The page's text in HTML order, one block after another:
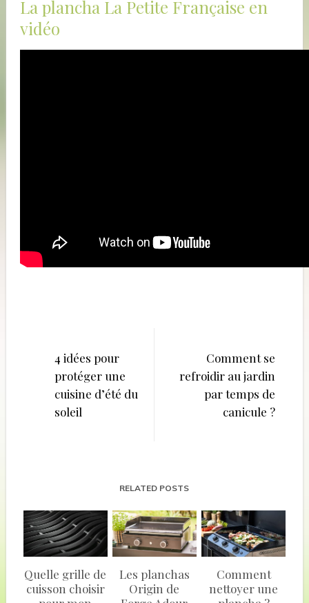
La plancha La Petite Française en
vidéo
l’article
4 idées pour
protéger une
cuisine d’été du
soleil
Comment se
refroidir au jardin
par temps de
canicule ?
RELATED POSTS
Quelle grille de
cuisson choisir
Les planchas
Origin de
Comment
nettoyer une